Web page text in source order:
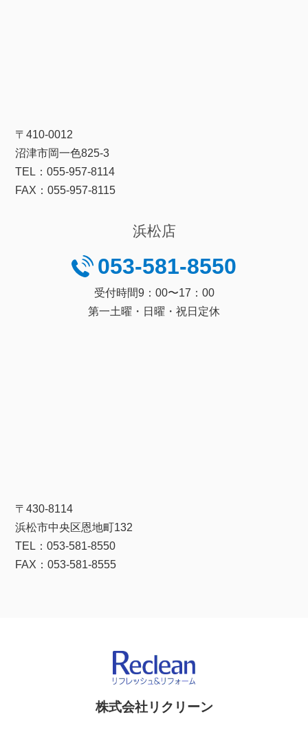
〒410-0012
沼津市岡一色825-3
TEL：055-957-8114
FAX：055-957-8115
浜松店
053-581-8550
受付時間9：00〜17：00
第一土曜・日曜・祝日定休
〒430-8114
浜松市中央区恩地町132
TEL：053-581-8550
FAX：053-581-8555
株式会社リクリーン